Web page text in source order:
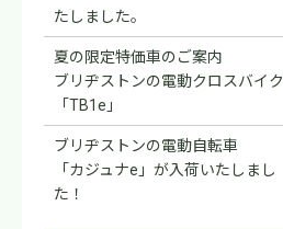
たしました。
夏の限定特価車のご案内
ブリヂストンの電動クロスバイク
「TB1e」
ブリヂストンの電動自転車
「カジュナe」が入荷いたしまし
た！